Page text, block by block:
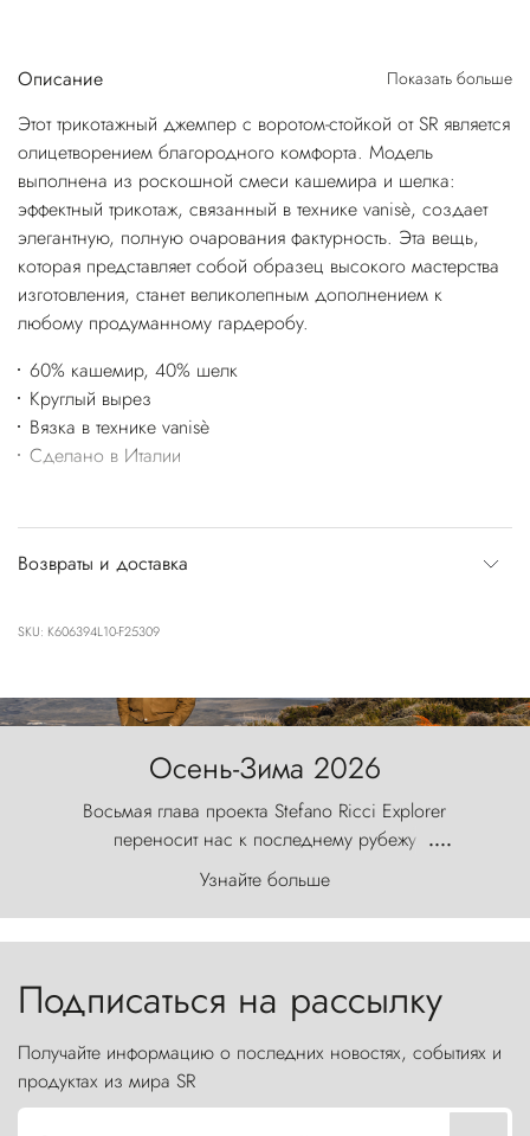
Описание Показать больше
Этот трикотажный джемпер с воротом-стойкой от SR является
олицетворением благородного комфорта. Модель
выполнена из роскошной смеси кашемира и шелка:
эффектный трикотаж, связанный в технике vanisè, создает
элегантную, полную очарования фактурность. Эта вещь,
которая представляет собой образец высокого мастерства
изготовления, станет великолепным дополнением к
любому продуманному гардеробу.
60% кашемир, 40% шелк
Круглый вырез
Вязка в технике vanisè
Сделано в Италии
Возвраты и доставка
SKU: K606394L10-F25309
Осень-Зима 2026
Восьмая глава проекта Stefano Ricci Explorer
переносит нас к последнему рубежу
первозданного мира, где ветер с
первобытной яростью ваяет ландшафт, а пики
Торрес-дель-Пайне, словно каменные стражи,
....
Узнайте больше
Подписаться на рассылку
Получайте информацию о последних новостях, событиях и
продуктах из мира SR